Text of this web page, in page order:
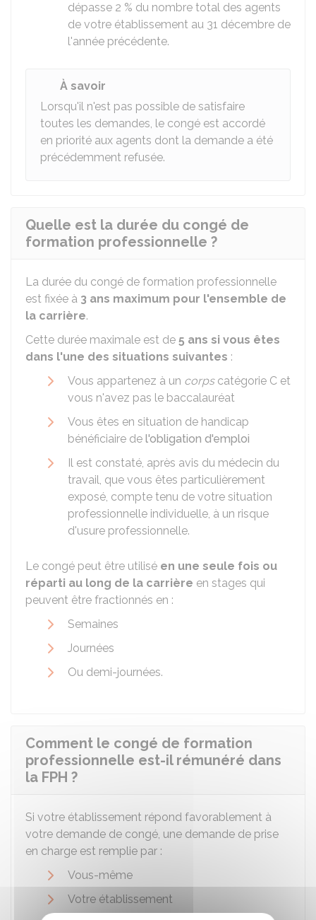
dépasse 2 % du nombre total des agents
de votre établissement au 31 décembre de
l'année précédente.
À savoir
Lorsqu'il n'est pas possible de satisfaire
toutes les demandes, le congé est accordé
en priorité aux agents dont la demande a été
précédemment refusée.
Quelle est la durée du congé de
formation professionnelle ?
La durée du congé de formation professionnelle
est fixée à 3 ans maximum pour l'ensemble de
la carrière.
Cette durée maximale est de 5 ans si vous êtes
dans l'une des situations suivantes :
Vous appartenez à un corpscatégorie C et
vous n'avez pas le baccalauréat
Vous êtes en situation de handicap
bénéficiaire de l'obligation d'emploi
Il est constaté, après avis du médecin du
travail, que vous êtes particulièrement
exposé, compte tenu de votre situation
professionnelle individuelle, à un risque
d'usure professionnelle.
Le congé peut être utilisé en une seule fois ou
réparti au long de la carrière en stages qui
peuvent être fractionnés en :
Semaines
Journées
Ou demi-journées.
Comment le congé de formation
professionnelle est-il rémunéré dans
la FPH ?
Si votre établissement répond favorablement à
votre demande de congé, une demande de prise
en charge est remplie par :
Vous-même
Votre établissement